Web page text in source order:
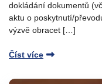
dokládání dokumentů
aktu o poskytnutí/
výzvě obracet […]
Číst více